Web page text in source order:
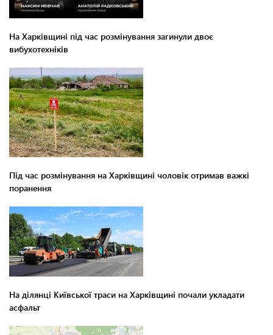
На Харківщині під час розмінування загинули двоє
вибухотехніків
Під час розмінування на Харківщині чоловік отримав важкі
поранення
На ділянці Київської траси на Харківщині почали укладати
асфальт